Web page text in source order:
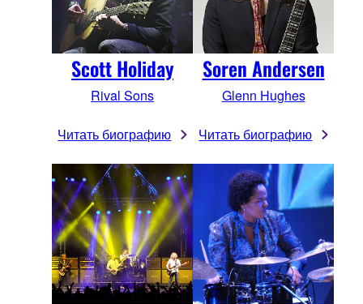
Scott Holiday
Rival Sons
Читать биографию
Soren Andersen
Glenn Hughes
Читать биографию